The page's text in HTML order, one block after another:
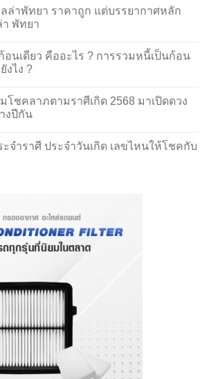
ล่าพัทยา ราคาถูก แต่บรรยากาศหลัก
พัทยา
อนเดียว คืออะไร ? การรวมหนี้เป็นก้อน
งไง ?
โชคลาภตามราศีเกิด 2568 มาเปิดดวง
งปีกัน
ะจำราศี ประจำวันเกิด เลขไหนให้โชคกับ